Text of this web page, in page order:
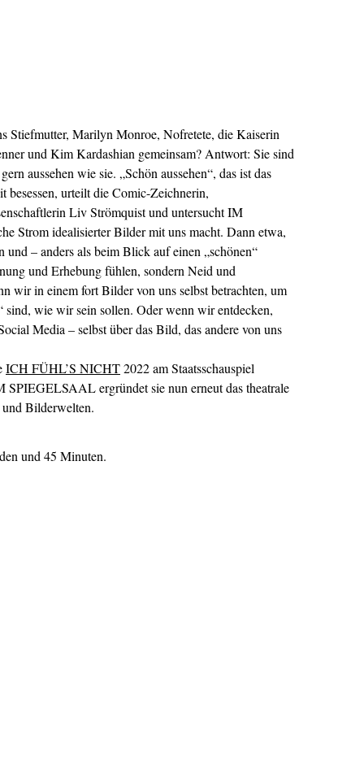
Stiefmutter, Marilyn Monroe, Nofretete, die Kaiserin
und Kim Kardashian gemeinsam? Antwort: Sie sind
aussehen wie sie. „Schön aussehen“, das ist das
besessen, urteilt die Comic-Zeichnerin,
Liv Strömquist und untersucht IM
Strom idealisierter Bilder mit uns macht. Dann etwa,
– anders als beim Blick auf einen „schönen“
und Erhebung fühlen, sondern Neid und
wir in einem fort Bilder von uns selbst betrachten, um
sind, wie wir sein sollen. Oder wenn wir entdecken,
Media – selbst über das Bild, das andere von uns
ICH FÜHL’S NICHT2022 am Staatsschauspiel
ergründet sie nun erneut das theatrale
Bilderwelten.
und 45 Minuten.